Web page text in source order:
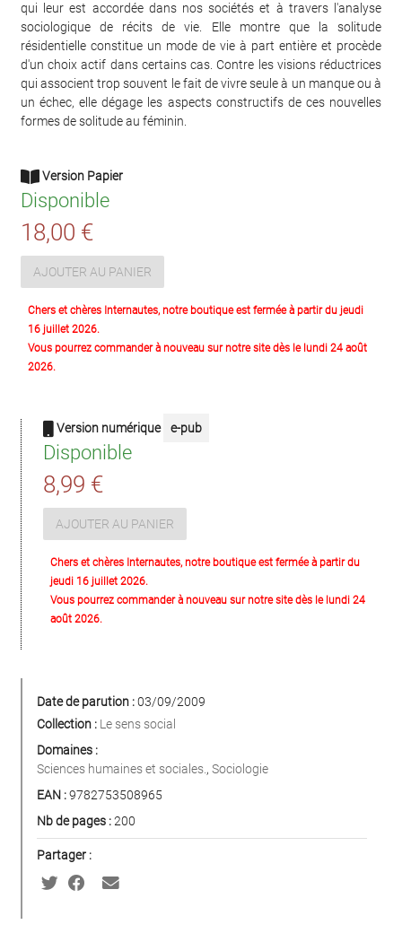
qui leur est accordée dans nos sociétés et à travers l'analyse
sociologique de récits de vie. Elle montre que la solitude
résidentielle constitue un mode de vie à part entière et procède
d'un choix actif dans certains cas. Contre les visions réductrices
qui associent trop souvent le fait de vivre seule à un manque ou à
un échec, elle dégage les aspects constructifs de ces nouvelles
formes de solitude au féminin.
Version Papier
Disponible
18,00 €
AJOUTER AU PANIER
Chers et chères Internautes, notre boutique est fermée à partir du jeudi
16 juillet 2026.
Vous pourrez commander à nouveau sur notre site dès le lundi 24 août
2026.
Version numérique e-pub
Disponible
8,99 €
AJOUTER AU PANIER
Chers et chères Internautes, notre boutique est fermée à partir du
jeudi 16 juillet 2026.
Vous pourrez commander à nouveau sur notre site dès le lundi 24
août 2026.
Date de parution :03/09/2009
Collection : Le sens social
Domaines :
Sciences humaines et sociales., Sociologie
EAN :9782753508965
Nb de pages :200
Partager :